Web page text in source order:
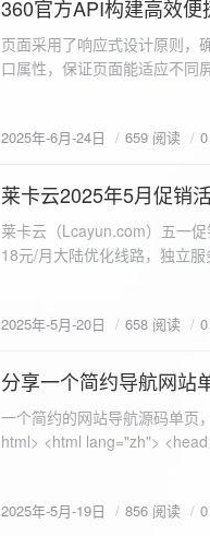
2025-6-24
360官方API构建高效
页面采用了响应式设计原则，
口属性，保证页面能适应不同
重置默认样式 */ * { margin: 0; padding: 0; box-sizing: border-box; } /* 设置页面的字体和添加背景图片 */
center fixed; /* 使用服务器上的路径 */ background-size: cover; /* 保证背景图片
#333; display: flex; justify-content: center; align-items: center; min-height: 100vh; margin: 0; } /* 容器样
式 */ .container { background-color: rgba(255, 255, 255, 0.9); /* 使用半透明白色背景，以便在图片背景
上更清晰地显示内容 */ padding: 30px; border-radius: 8px; box-shadow: 0 4px 8px rgba(0, 0, 0, 0.1);
padding: 8px; background-color: #f7f7f7; border: 1px solid #ccc; border-radius: 4px; font-size: 16px;
size: 16px; border: none; border-radius: 4px; cursor: pointer; transition: background-color 0.3s ease; }
100%; height: 30px; background-color: #ddd; border-radius: 4px; margin-top: 20px; overflow: hidden; }
.progress-fill { height: 100%; background-color: #4caf50; width: 0; line-height: 30px; text-align: center;
border-radius: 4px; background-color: #f9f9f9; font-size: 16px; color: #333; min-height: 40px; } /* 错误
或成功的提示信息样式 */ .result.success { border-color: #28a745; background-color: #e9f7e8; }
2025年-6月-24日 659 阅读
2025-5-20
莱卡云2025年5月促销
莱卡云（Lcayun.com）五一促销活动来袭 莱卡云是一家专门经营大陆优化
18元/月大陆优化线路，独立
https://www.lcayun.com/
2025年-5月-20日 658 阅读
2025-5-19
分享一个简约导航网站
一个简约的网站导航源码单页，直接新建index.html 把下方源码粘贴进去修改保存即可。 <!DOCTYPE html> <html lang="zh"> <head> <meta charset="UTF-8"> <meta name="viewport" content="width=device-width, initial-scale=1.0"> <title>导航网站 -blog.qqzzz.cn</title> <meta name="keywords" content="双虹云博客"> <meta name="description" content="双虹云博客。"> <meta name="author" content="导航网站"> <meta name="robots" content="index,follow"> <meta property="og:title" content="导航网站 - "> <meta property="og:description" content="双虹云。"> <meta property="og:type" content="website"> <link rel="icon" href="https://blog.qqzzz.cn/favicon.ico" type="image/x-icon"> <link rel="shortcut icon" href="https://blog.qqzzz.cn/favicon.ico" type="image/x-icon"> <style> /* 基础样式 */ * { margin: 0; padding: 0; box-sizing: border-box; } /* 主体样式 */ body { background: #f0f2f5; font-family: 'Microsoft YaHei', -apple-system, BlinkMacSystemFont, sans-serif; margin: 0; padding: 0; min-height: 100vh; overflow-x: hidden; position: relative; display: flex; flex-direction: column; } /* 容器样式 */ .container { max-width: 1200px; margin: 0 auto; padding: 20px; flex: 1; display: flex; flex-direction: column; align-items: center; width: 100%; } /* 主盒子样式 */ .main-box { background: white; box-shadow: 0 2px 12px rgba(0, 0, 0, 0.08); border-radius: 24px; border: 1px solid #e9ecef; width: 100%; max-width: 1000px; padding: 30px; margin: 0 auto 15px; transition: all 0.3s ease; position: relative; z-index: 2; } .main-box:hover { transform: translateY(-2px); box-shadow: 0 6px 25px rgba(0, 0, 0, 0.2); } /* 头部样式 */ .header { text-align: center; margin-bottom: 20px; padding-bottom: 15px; border-bottom: 1px solid rgba(255, 255, 255, 0.2); } .header h1 { font-size: 32px; background: linear-gradient(120deg, #2b5876 0%, #4e4376 100%); -webkit-background-clip: text; -webkit-text-fill-color: transparent; margin-bottom: 15px; } /* 提示框样式 */ .notice { background: transparent; padding: 0 25px; border-radius: 12px; margin-bottom: 15px; white-space: nowrap; overflow: hidden; text-overflow: ellipsis; } .notice p {
2025年-5月-19日 856 阅读